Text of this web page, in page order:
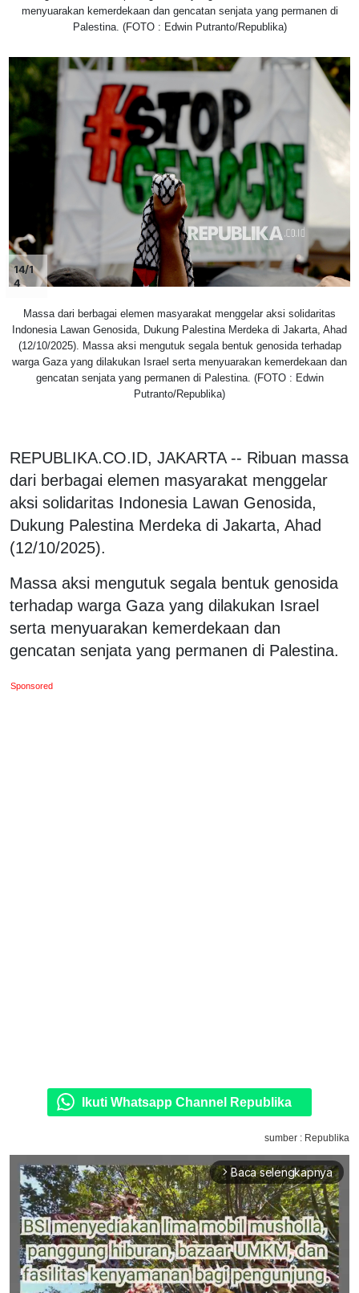
menyuarakan kemerdekaan dan gencatan senjata yang permanen di
Palestina. (FOTO : Edwin Putranto/Republika)
14/1
4
Massa dari berbagai elemen masyarakat menggelar aksi solidaritas
Indonesia Lawan Genosida, Dukung Palestina Merdeka di Jakarta, Ahad
(12/10/2025). Massa aksi mengutuk segala bentuk genosida terhadap
warga Gaza yang dilakukan Israel serta menyuarakan kemerdekaan dan
gencatan senjata yang permanen di Palestina. (FOTO : Edwin
Putranto/Republika)
REPUBLIKA.CO.ID, JAKARTA -- Ribuan massa
dari berbagai elemen masyarakat menggelar
aksi solidaritas Indonesia Lawan Genosida,
Dukung Palestina Merdeka di Jakarta, Ahad
(12/10/2025).
Massa aksi mengutuk segala bentuk genosida
terhadap warga Gaza yang dilakukan Israel
serta menyuarakan kemerdekaan dan
gencatan senjata yang permanen di Palestina.
Sponsored
Ikuti Whatsapp Channel Republika
sumber : Republika
arrow_forward_ios Baca selengkapnya